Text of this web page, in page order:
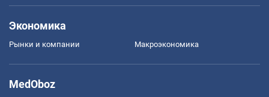
Экономика
Рынки и компании Mакроэкономика
MedOboz